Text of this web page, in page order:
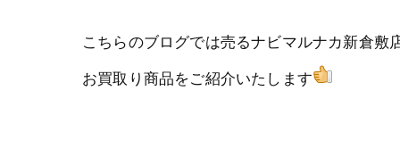
こちらのブログでは売るナビマルナカ新倉敷
お買取り商品をご紹介いたします